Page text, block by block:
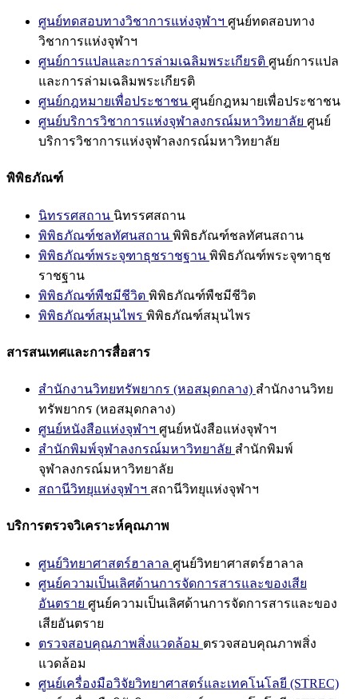
ศูนย์ทดสอบทางวิชาการแห่งจุฬาฯ ศูนย์ทดสอบทาง
วิชาการแห่งจุฬาฯ
ศูนย์การแปลและการล่ามเฉลิมพระเกียรติ ศูนย์การแปล
และการล่ามเฉลิมพระเกียรติ
ศูนย์กฎหมายเพื่อประชาชน ศูนย์กฎหมายเพื่อประชาชน
ศูนย์บริการวิชาการแห่งจุฬาลงกรณ์มหาวิทยาลัย ศูนย์
บริการวิชาการแห่งจุฬาลงกรณ์มหาวิทยาลัย
พิพิธภัณฑ์
นิทรรศสถาน นิทรรศสถาน
พิพิธภัณฑ์ชลทัศนสถาน พิพิธภัณฑ์ชลทัศนสถาน
พิพิธภัณฑ์พระจุฑาธุชราชฐาน พิพิธภัณฑ์พระจุฑาธุช
ราชฐาน
พิพิธภัณฑ์พืชมีชีวิต พิพิธภัณฑ์พืชมีชีวิต
พิพิธภัณฑ์สมุนไพร พิพิธภัณฑ์สมุนไพร
สารสนเทศและการสื่อสาร
สำนักงานวิทยทรัพยากร (หอสมุดกลาง) สำนักงานวิทย
ทรัพยากร (หอสมุดกลาง)
ศูนย์หนังสือแห่งจุฬาฯ ศูนย์หนังสือแห่งจุฬาฯ
สำนักพิมพ์จุฬาลงกรณ์มหาวิทยาลัย สำนักพิมพ์
จุฬาลงกรณ์มหาวิทยาลัย
สถานีวิทยุแห่งจุฬาฯ สถานีวิทยุแห่งจุฬาฯ
บริการตรวจวิเคราะห์คุณภาพ
ศูนย์วิทยาศาสตร์ฮาลาล ศูนย์วิทยาศาสตร์ฮาลาล
ศูนย์ความเป็นเลิศด้านการจัดการสารและของเสีย
อันตราย ศูนย์ความเป็นเลิศด้านการจัดการสารและของ
เสียอันตราย
ตรวจสอบคุณภาพสิ่งแวดล้อม ตรวจสอบคุณภาพสิ่ง
แวดล้อม
ศูนย์เครื่องมือวิจัยวิทยาศาสตร์และเทคโนโลยี (STREC)